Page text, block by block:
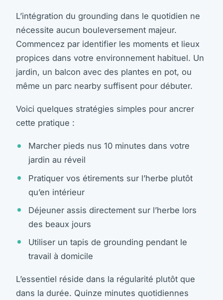
L’intégration du grounding dans le quotidien ne
nécessite aucun bouleversement majeur.
Commencez par identifier les moments et lieux
propices dans votre environnement habituel. Un
jardin, un balcon avec des plantes en pot, ou
même un parc nearby suffisent pour débuter.
Voici quelques stratégies simples pour ancrer
cette pratique :
Marcher pieds nus 10 minutes dans votre
jardin au réveil
Pratiquer vos étirements sur l’herbe plutôt
qu’en intérieur
Déjeuner assis directement sur l’herbe lors
des beaux jours
Utiliser un tapis de grounding pendant le
travail à domicile
L’essentiel réside dans la régularité plutôt que
dans la durée. Quinze minutes quotidiennes